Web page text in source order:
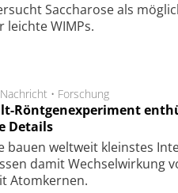
Saccha­ro­se als
leich­te WIMPs.
Nachricht • Forschung
Röntgenexperiment
Details
bau­en welt­weit kleins­tes
da­mit Wech­sel­wir­kung
Atom­ker­nen.